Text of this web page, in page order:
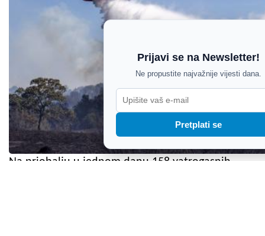
Na priobalju u jednom danu 158 vatrogasnih
Prijavi se na Newsletter!
Ne propustite najvažnije vijesti dana.
Pretplati se